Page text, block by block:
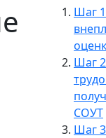
Шаг
Шаг
СОУТ
Шаг